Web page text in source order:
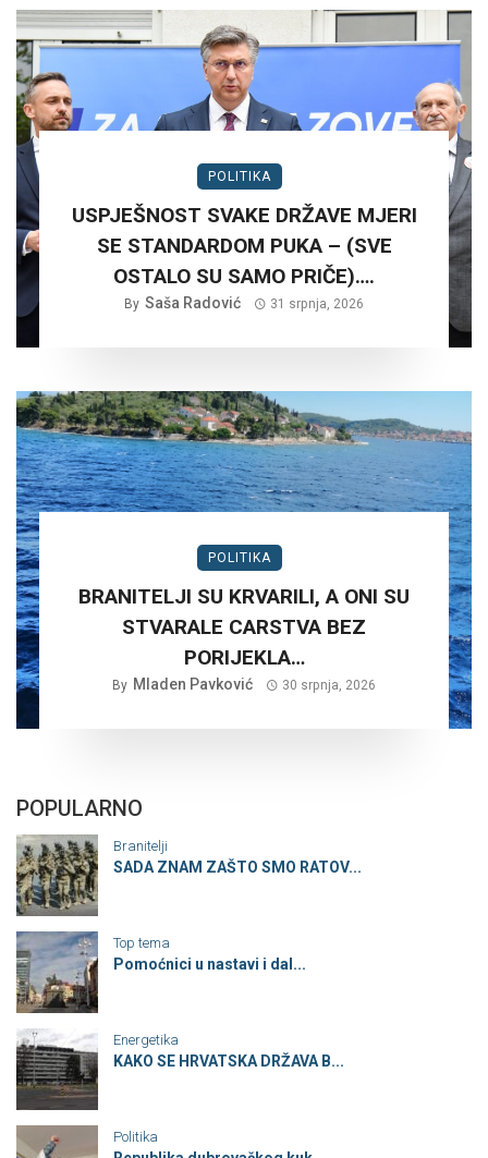
POLITIKA
USPJEŠNOST SVAKE DRŽAVE MJERI
SE STANDARDOM PUKA – (SVE
OSTALO SU SAMO PRIČE)….
By Saša Radović 31 srpnja, 2026
POLITIKA
BRANITELJI SU KRVARILI, A ONI SU
STVARALE CARSTVA BEZ
PORIJEKLA…
By Mladen Pavković 30 srpnja, 2026
POPULARNO
Branitelji
SADA ZNAM ZAŠTO SMO RATOV...
Top tema
Pomoćnici u nastavi i dal...
Energetika
KAKO SE HRVATSKA DRŽAVA B...
Politika